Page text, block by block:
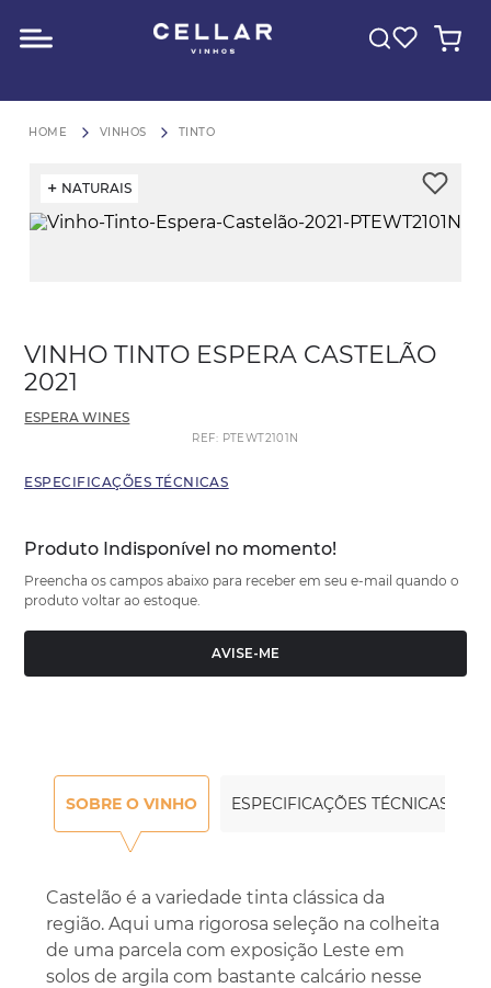
VINHOS TINTO
NATURAIS
VINHO TINTO ESPERA CASTELÃO
2021
ESPERA WINES
REF: PTEWT2101N
ESPECIFICAÇÕES TÉCNICAS
Produto Indisponível no momento!
Preencha os campos abaixo para receber em seu e-mail quando o
produto voltar ao estoque.
AVISE-ME
SOBRE O VINHO ESPECIFICAÇÕES TÉCNICAS
Castelão é a variedade tinta clássica da
região. Aqui uma rigorosa seleção na colheita
de uma parcela com exposição Leste em
solos de argila com bastante calcário nesse